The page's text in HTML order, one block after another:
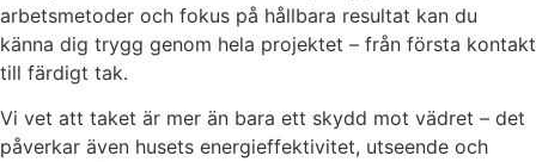
arbetsmetoder och fokus på hållbara resultat kan du
känna dig trygg genom hela projektet – från första kontakt
till färdigt tak.
Vi vet att taket är mer än bara ett skydd mot vädret – det
påverkar även husets energieffektivitet, utseende och